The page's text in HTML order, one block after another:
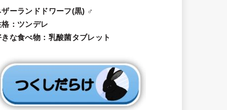
ザーランドドワーフ(黒) ♂
格：ツンデレ
きな食べ物：乳酸菌タブレット